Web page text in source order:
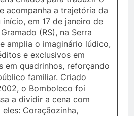
acompanha a trajetória da
em 17 de janeiro de
(RS), na Serra
amplia o imaginário lúdico,
e exclusivos em
em quadrinhos, reforçando
familiar. Criado
o Bomboleco foi
a dividir a cena com
Coraçãozinha,